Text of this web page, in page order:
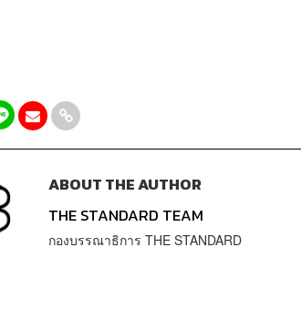
ABOUT THE AUTHOR
THE STANDARD TEAM
กองบรรณาธิการ THE STANDARD